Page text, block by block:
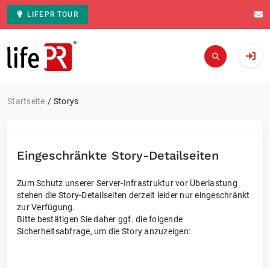
LIFEPR TOUR
Zur Startseite
Startseite Storys
Eingeschränkte Story-Detailseiten
Zum Schutz unserer Server-Infrastruktur vor Überlastung
stehen die Story-Detailseiten derzeit leider nur eingeschränkt
zur Verfügung.
Bitte bestätigen Sie daher ggf. die folgende
Sicherheitsabfrage, um die Story anzuzeigen: